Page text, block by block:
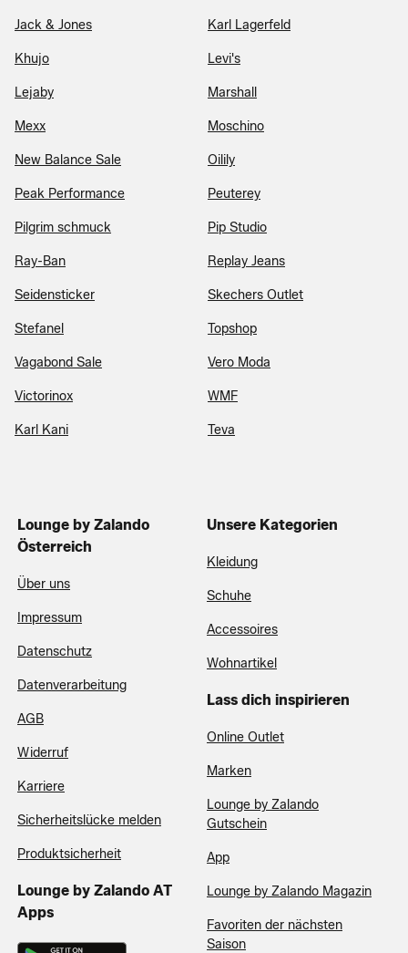
Jack & Jones Karl Lagerfeld
Khujo Levi's
Lejaby Marshall
Mexx Moschino
New Balance Sale Oilily
Peak Performance Peuterey
Pilgrim schmuck Pip Studio
Ray-Ban Replay Jeans
Seidensticker Skechers Outlet
Stefanel Topshop
Vagabond Sale Vero Moda
Victorinox WMF
Karl Kani Teva
Lounge by Zalando
Österreich
Über uns
Impressum
Datenschutz
Datenverarbeitung
AGB
Widerruf
Karriere
Sicherheitslücke melden
Produktsicherheit
Lounge by Zalando AT
Apps
Unsere Kategorien
Kleidung
Schuhe
Accessoires
Wohnartikel
Lass dich inspirieren
Online Outlet
Marken
Lounge by Zalando
Gutschein
App
Lounge by Zalando Magazin
Favoriten der nächsten
Saison